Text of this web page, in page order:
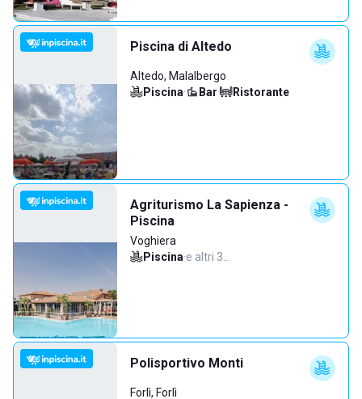
Piscina di Altedo
Altedo, Malalbergo
Piscina· Bar· Ristorante
Agriturismo La Sapienza -
Piscina
Voghiera
Piscina·e altri 3…
Polisportivo Monti
Forlì, Forlì